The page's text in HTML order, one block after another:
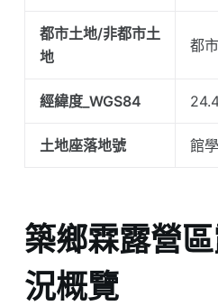
都市土地/非都市土
地
都
經緯度_WGS84
土地座落地號 館
築鄉霖露營
況概覽